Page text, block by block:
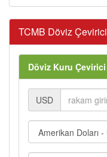
TCMB Döviz Çevirici
Döviz Kuru Çevirici
USD